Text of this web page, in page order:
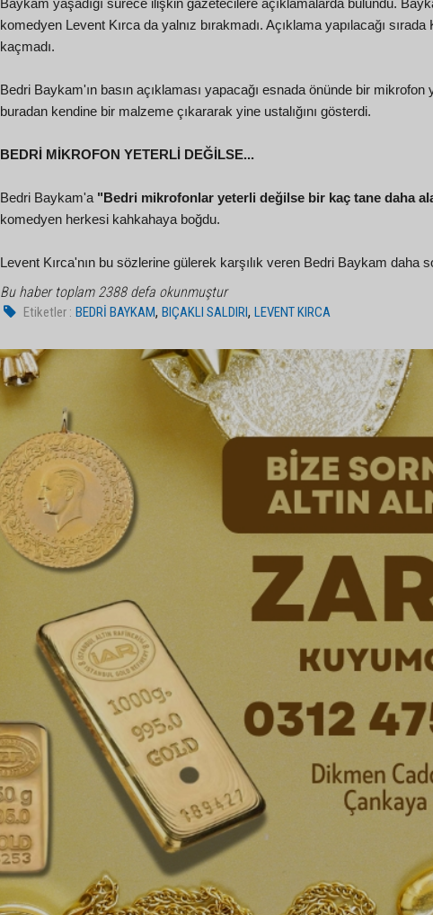
Baykam yaşadığı sürece ilişkin gazetecilere açıklamalarda bulundu.
komedyen Levent Kırca da yalnız bırakmadı. Açıklama yapılacağı sırada
kaçmadı.
Bedri Baykam'ın basın açıklaması yapacağı esnada önünde bir mikrofon
buradan kendine bir malzeme çıkararak yine ustalığını gösterdi.
BEDRİ MİKROFON YETERLİ DEĞİLSE...
Bedri Baykam'a "Bedri mikrofonlar yeterli değilse bir kaç tane daha
komedyen herkesi kahkahaya boğdu.
Levent Kırca'nın bu sözlerine gülerek karşılık veren Bedri Baykam daha
Bu haber toplam 2388 defa okunmuştur
Etiketler : BEDRİ BAYKAM,BIÇAKLI SALDIRI,LEVENT KIRCA